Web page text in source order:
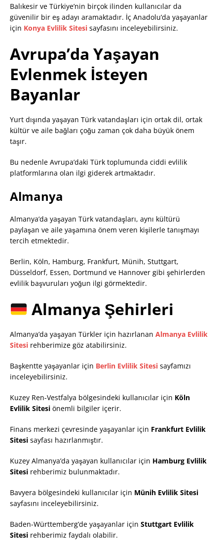
Balıkesir ve Türkiye’nin birçok ilinden kullanıcılar da
güvenilir bir eş adayı aramaktadır. İç Anadolu’da yaşayanlar
için Konya Evlilik Sitesi sayfasını inceleyebilirsiniz.
Avrupa’da Yaşayan
Evlenmek İsteyen
Bayanlar
Yurt dışında yaşayan Türk vatandaşları için ortak dil, ortak
kültür ve aile bağları çoğu zaman çok daha büyük önem
taşır.
Bu nedenle Avrupa’daki Türk toplumunda ciddi evlilik
platformlarına olan ilgi giderek artmaktadır.
Almanya
Almanya’da yaşayan Türk vatandaşları, aynı kültürü
paylaşan ve aile yaşamına önem veren kişilerle tanışmayı
tercih etmektedir.
Berlin, Köln, Hamburg, Frankfurt, Münih, Stuttgart,
Düsseldorf, Essen, Dortmund ve Hannover gibi şehirlerden
evlilik başvuruları yoğun ilgi görmektedir.
Almanya Şehirleri
Almanya’da yaşayan Türkler için hazırlanan Almanya Evlilik
Sitesi rehberimize göz atabilirsiniz.
Başkentte yaşayanlar için Berlin Evlilik Sitesi sayfamızı
inceleyebilirsiniz.
Kuzey Ren-Vestfalya bölgesindeki kullanıcılar için Köln
Evlilik Sitesi önemli bilgiler içerir.
Finans merkezi çevresinde yaşayanlar için Frankfurt Evlilik
Sitesi sayfası hazırlanmıştır.
Kuzey Almanya’da yaşayan kullanıcılar için Hamburg Evlilik
Sitesi rehberimiz bulunmaktadır.
Bavyera bölgesindeki kullanıcılar için Münih Evlilik Sitesi
sayfasını inceleyebilirsiniz.
Baden-Württemberg’de yaşayanlar için Stuttgart Evlilik
Sitesi rehberimiz faydalı olabilir.